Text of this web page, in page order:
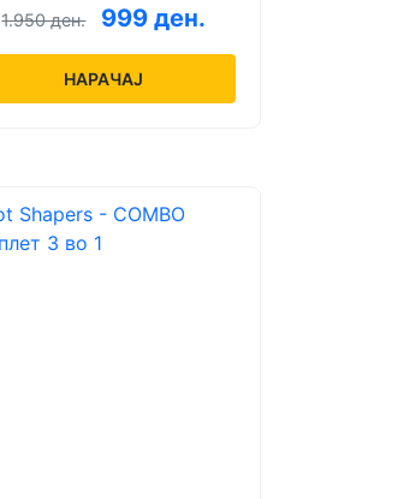
1.950 ден. 999 ден.
НАРАЧАЈ